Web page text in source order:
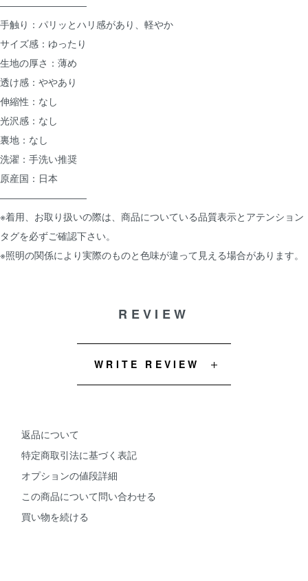
―――――――――
手触り：パリッとハリ感があり、軽やか
サイズ感：ゆったり
生地の厚さ：薄め
透け感：ややあり
伸縮性：なし
光沢感：なし
裏地：なし
洗濯：手洗い推奨
原産国：日本
―――――――――
※着用、お取り扱いの際は、商品についている品質表示とアテンション
タグを必ずご確認下さい。
※照明の関係により実際のものと色味が違って見える場合があります。
REVIEW
WRITE REVIEW
返品について
特定商取引法に基づく表記
オプションの値段詳細
この商品について問い合わせる
買い物を続ける